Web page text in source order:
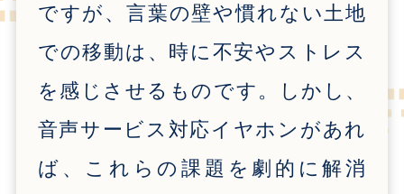
ですが、言葉の壁や慣れない土地
での移動は、時に不安やストレス
を感じさせるものです。しかし、
音声サービス対応イヤホンがあれ
ば、これらの課題を劇的に解消